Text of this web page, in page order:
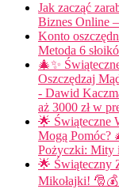
Jak zacząć
Biznes Online
Konto
Metoda 6
🎄✨
Oszczędzaj
- Dawid
aż 3000 zł w
🌟 Świąteczne
Mogą Pomóc?
Pożyczki: Mity
🌟 Świąteczny
Mikołajki!